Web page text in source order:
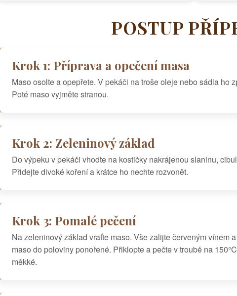
POSTUP
Krok 1: Příprava a opečení masa
Maso osolte a opepřete. V pekáči na troše oleje nebo sádla ho
Poté maso vyjměte stranou.
Krok 2: Zeleninový základ
Do výpeku v pekáči vhoďte na kostičky nakrájenou slaninu,
Přidejte divoké koření a krátce ho nechte rozvonět.
Krok 3: Pomalé pečení
Na zeleninový základ vraťte maso. Vše zalijte červeným vínem
maso do poloviny ponořené. Přiklopte a pečte v troubě na
měkké.